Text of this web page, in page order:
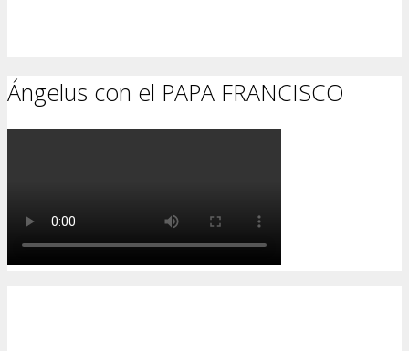
Ángelus con el PAPA FRANCISCO